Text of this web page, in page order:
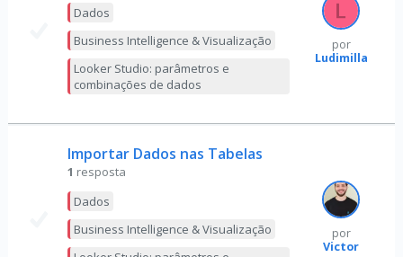
Dados
Business Intelligence & Visualização
Looker Studio: parâmetros e
combinações de dados
por
Ludimilla
Importar Dados nas Tabelas
1 resposta
Dados
Business Intelligence & Visualização
por
Victor